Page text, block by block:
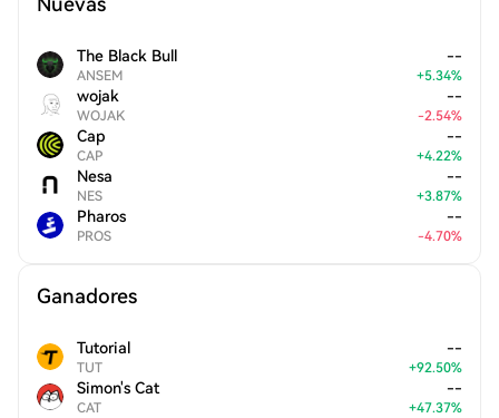
The Black Bull
ANSEM
--
+5.34%
wojak
WOJAK
--
-2.54%
Cap
CAP
--
+4.22%
Nesa
NES
--
+3.87%
Pharos
PROS
--
-4.70%
Ganadores
Tutorial
TUT
--
+92.50%
Simon's Cat
CAT
--
+47.37%